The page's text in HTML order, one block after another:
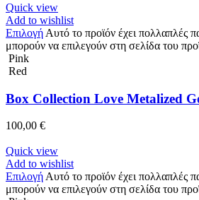
Quick view
Add to wishlist
Επιλογή Αυτό το προϊόν έχει πολλαπλές
μπορούν να επιλεγούν στη σελίδα του
Pink
Red
Box Collection Love Metalized
100,00 €
Quick view
Add to wishlist
Επιλογή Αυτό το προϊόν έχει πολλαπλές
μπορούν να επιλεγούν στη σελίδα του